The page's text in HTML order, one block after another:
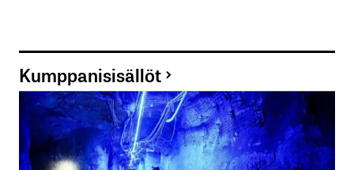
Kumppanisisällöt